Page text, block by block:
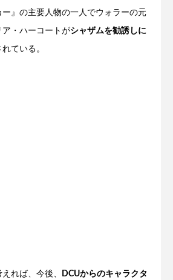
』の主要人物の一人でウォラーの元
・ハーコートがシャザムを勧誘しに
ている。
れば、今後、 DCUからのキャラクタ